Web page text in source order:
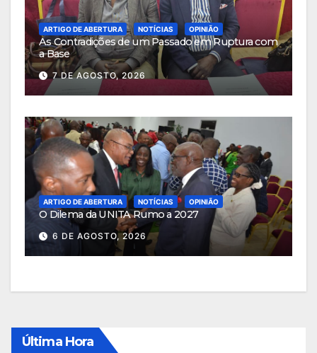
ARTIGO DE ABERTURA NOTÍCIAS OPINIÃO
As Contradições de um Passado em Ruptura com
a Base
7 DE AGOSTO, 2026
ARTIGO DE ABERTURA NOTÍCIAS OPINIÃO
O Dilema da UNITA Rumo a 2027
6 DE AGOSTO, 2026
Última Hora